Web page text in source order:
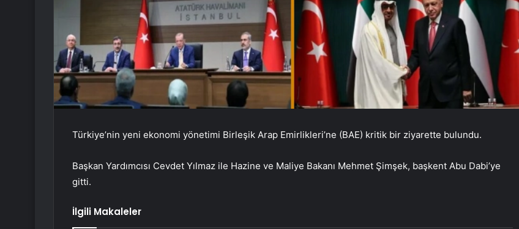
Türkiye’nin yeni ekonomi yönetimi Birleşik Arap Emirlikleri’ne (BAE) kritik bir ziyarette bulundu.
Başkan Yardımcısı Cevdet Yılmaz ile Hazine ve Maliye Bakanı Mehmet Şimşek, başkent Abu Dabi’ye
gitti.
İlgili Makaleler